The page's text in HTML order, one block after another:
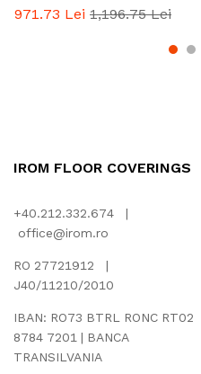
971.73 Lei 1,196.75 Lei
IROM FLOOR COVERINGS
+40.212.332.674 |
office@irom.ro
RO 27721912 |
J40/11210/2010
IBAN: RO73 BTRL RONC RT02
8784 7201 | BANCA
TRANSILVANIA